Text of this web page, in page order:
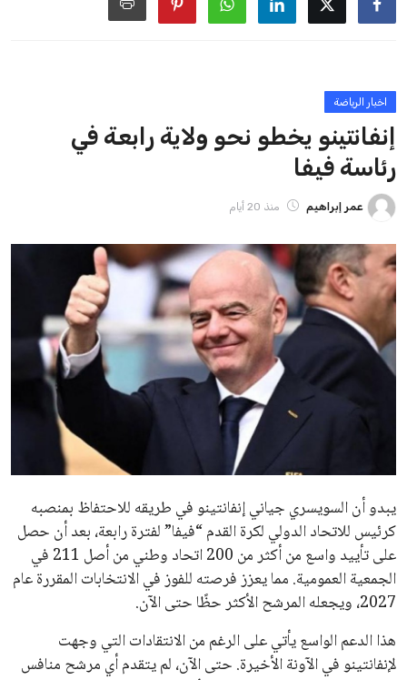
اخبار الرياضة
إنفانتينو يخطو نحو ولاية رابعة في
رئاسة فيفا
عمر إبراهيم منذ 20 أيام
يبدو أن السويسري جياني إنفانتينو في طريقه للاحتفاظ بمنصبه
كرئيس للاتحاد الدولي لكرة القدم “فيفا” لفترة رابعة، بعد أن حصل
على تأييد واسع من أكثر من 200 اتحاد وطني من أصل 211 في
الجمعية العمومية. مما يعزز فرصته للفوز في الانتخابات المقررة عام
2027، ويجعله المرشح الأكثر حظًا حتى الآن.
هذا الدعم الواسع يأتي على الرغم من الانتقادات التي وجهت
لإنفانتينو في الآونة الأخيرة. حتى الآن، لم يتقدم أي مرشح منافس